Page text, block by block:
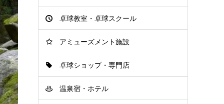
卓球教室・卓球スクール
アミューズメント施設
卓球ショップ・専門店
温泉宿・ホテル